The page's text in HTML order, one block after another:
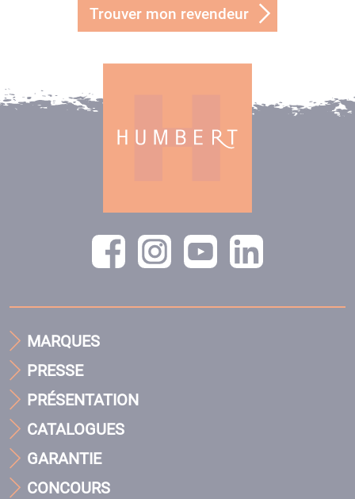
Trouver mon revendeur
MARQUES
PRESSE
PRÉSENTATION
CATALOGUES
GARANTIE
CONCOURS